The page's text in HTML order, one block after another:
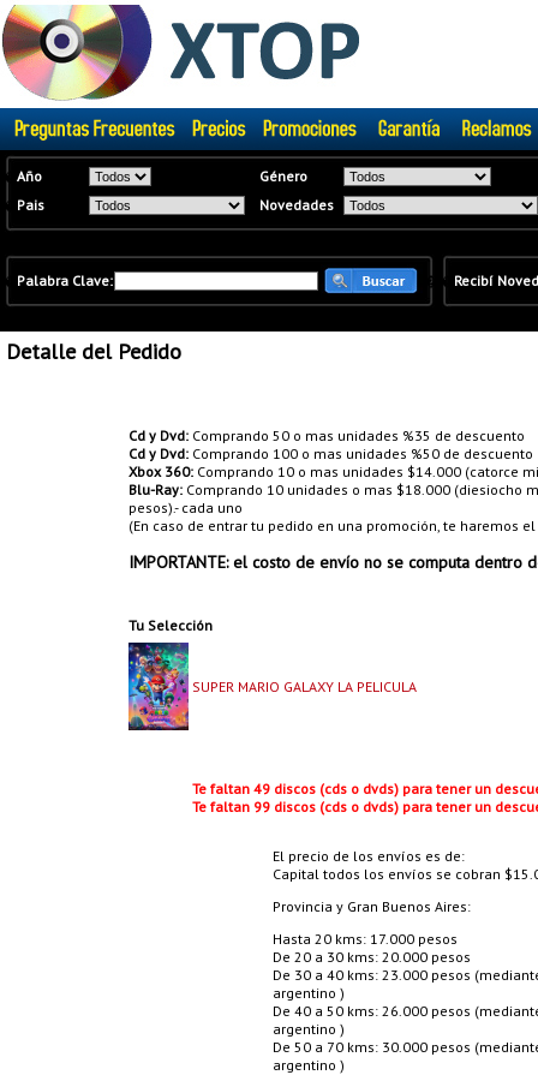
� Año
Género
� Pais Novedades
� Palabra Clave: � � Recibí
Detalle del Pedido
Cd y Dvd: Comprando 50 o mas unidades %35 de descuento
Cd y Dvd: Comprando 100 o mas unidades %50 de descuento
Xbox 360: Comprando 10 o mas unidades $14.000 (catorce
Blu-Ray: Comprando 10 unidades o mas $18.000 (diesiocho
pesos).- cada uno
(En caso de entrar tu pedido en una promoción, te haremos
IMPORTANTE: el costo de envío no se computa
Tu Selección
SUPER MARIO GALAXY LA PELICULA
Te faltan 49 discos (cds o dvds) para tener un
Te faltan 99 discos (cds o dvds) para tener un
El precio de los envíos es de:
Capital todos los envíos se cobran
Provincia y Gran Buenos Aires:
Hasta 20 kms: 17.000 pesos
De 20 a 30 kms: 20.000 pesos
De 30 a 40 kms: 23.000 pesos
argentino )
De 40 a 50 kms: 26.000 pesos
argentino )
De 50 a 70 kms: 30.000 pesos
argentino )